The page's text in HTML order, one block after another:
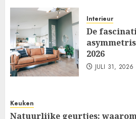
Interieur
De
2026
JULI 31, 2026
Keuken
Natuurlijke geurtjes: